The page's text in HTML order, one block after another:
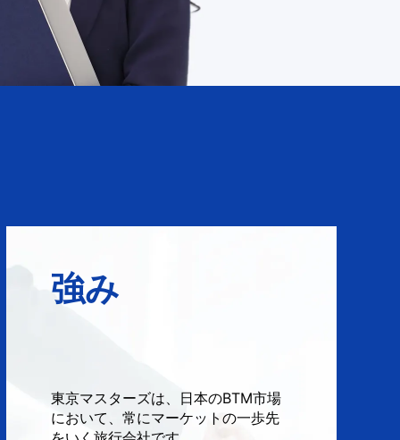
強み
東京マスターズは、日本のBTM市場
において、常にマーケットの一歩先